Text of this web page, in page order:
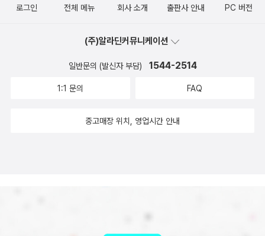
수사권과 기소권을 분리해야 한다 * 고위공직자비리조사처를 신설해
* 검찰의 정치적 중립을 확보해야 한다 * 검사장을 국민의 손으로 뽑
확실한 철학과 원칙을 세워야 하고, 시민이 주체가 되는 개혁을 해야
중 핵심적인 몇 가지만 살펴보자. 우선 저자가 가장 중요하게 생각하
로그인 전체 메뉴 회사 소개 출판사 안내 PC 버전
(주)알라딘커뮤니케이션
일반문의 (발신자 부담) 1544-2514
1:1 문의 FAQ
중고매장 위치, 영업시간 안내